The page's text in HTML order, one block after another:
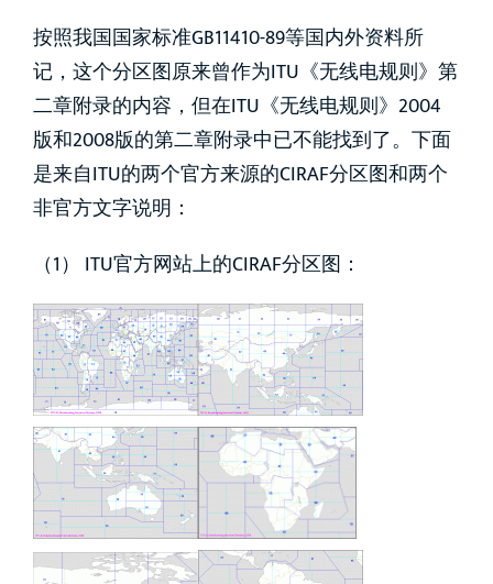
按照我国国家标准GB11410-89等国内外资料所
记，这个分区图原来曾作为ITU《无线电规则》第
二章附录的内容，但在ITU《无线电规则》2004
版和2008版的第二章附录中已不能找到了。下面
是来自ITU的两个官方来源的CIRAF分区图和两个
非官方文字说明：
（1） ITU官方网站上的CIRAF分区图：